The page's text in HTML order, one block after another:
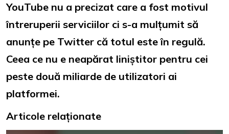
YouTube nu a precizat care a fost motivul
întreruperii serviciilor ci s-a mulțumit să
anunțe pe Twitter că totul este în regulă.
Ceea ce nu e neapărat liniștitor pentru cei
peste două miliarde de utilizatori ai
platformei.
Articole relaționate